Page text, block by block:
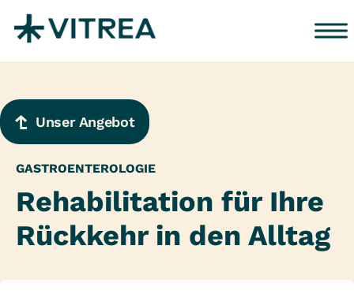
Unser Angebot
GASTROENTEROLOGIE
Rehabilitation für Ihre
Rückkehr in den Alltag